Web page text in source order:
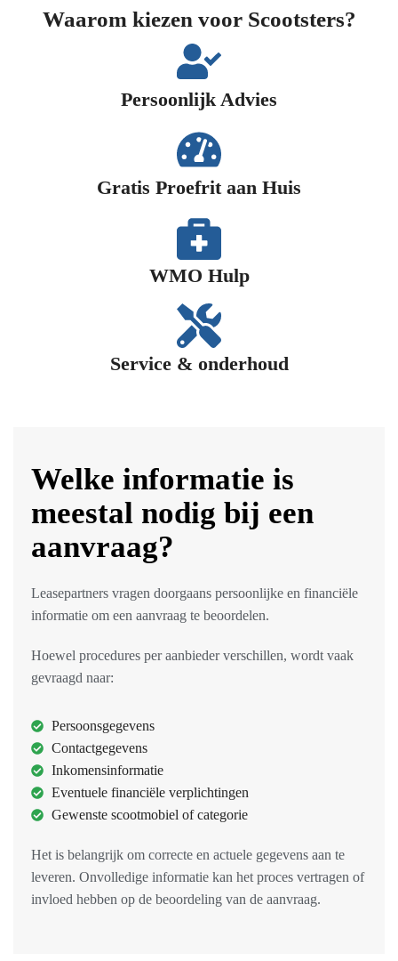
Waarom kiezen voor Scootsters?
Persoonlijk Advies​
Gratis Proefrit aan Huis​
WMO Hulp​
Service & onderhoud
Welke informatie is
meestal nodig bij een
aanvraag?
Leasepartners vragen doorgaans persoonlijke en financiële
informatie om een aanvraag te beoordelen.
Hoewel procedures per aanbieder verschillen, wordt vaak
gevraagd naar:
Persoonsgegevens
Contactgegevens
Inkomensinformatie
Eventuele financiële verplichtingen
Gewenste scootmobiel of categorie
Het is belangrijk om correcte en actuele gegevens aan te
leveren. Onvolledige informatie kan het proces vertragen of
invloed hebben op de beoordeling van de aanvraag.